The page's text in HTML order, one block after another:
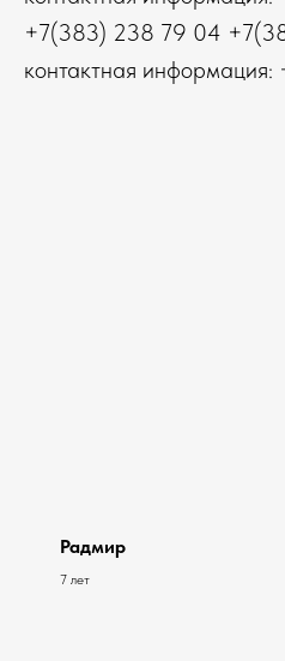
+7(383) 238 79 04
контактная
Радмир
7 лет